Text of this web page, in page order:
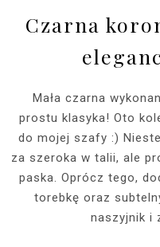
Czarna
Mała czarna
prostu klasyka! Oto
do mojej szafy :)
za szeroka w talii, ale
paska. Oprócz tego,
torebkę oraz
naszyjnik i